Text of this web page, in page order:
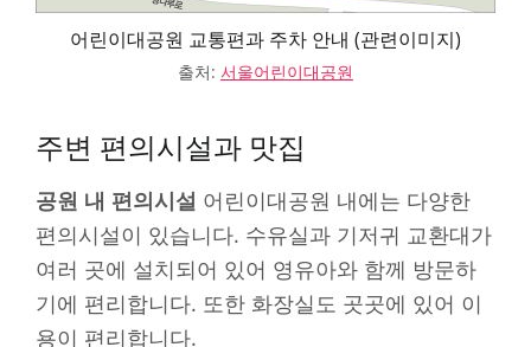
어린이대공원 교통편과 주차 안내 (관련이미지)
출처: 서울어린이대공원
주변 편의시설과 맛집
공원 내 편의시설 어린이대공원 내에는 다양한
편의시설이 있습니다. 수유실과 기저귀 교환대가
여러 곳에 설치되어 있어 영유아와 함께 방문하
기에 편리합니다. 또한 화장실도 곳곳에 있어 이
용이 편리합니다.